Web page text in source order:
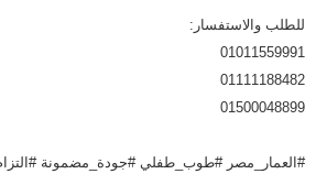
للطلب والاستفسار:
01011559991
01111188482
01500048899
#العمار_مصر #طوب_طفلي #جودة_مضمونة